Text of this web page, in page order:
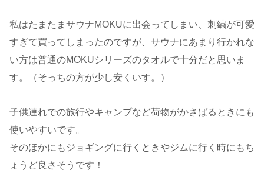
私はたまたまサウナMOKUに出会ってしまい、刺繍が可愛
すぎて買ってしまったのですが、サウナにあまり行かれな
い方は普通のMOKUシリーズのタオルで十分だと思いま
す。（そっちの方が少し安くいす。）
子供連れでの旅行やキャンプなど荷物がかさばるときにも
使いやすいです。
そのほかにもジョギングに行くときやジムに行く時にもち
ょうど良さそうです！